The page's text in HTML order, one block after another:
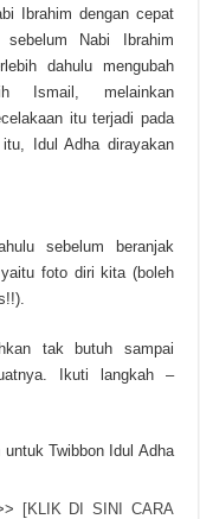
Ibrahim dengan cepat
sebelum Nabi Ibrahim
dahulu mengubah
Ismail, melainkan
itu terjadi pada
Idul Adha dirayakan
sebelum beranjak
foto diri kita (boleh
tak butuh sampai
Ikuti langkah –
Twibbon Idul Adha
[KLIK DI SINI CARA